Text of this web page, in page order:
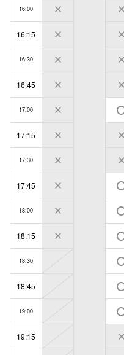
16:00
16:15
16:30
16:45
17:00
17:15
17:30
17:45
18:00
18:15
18:30
18:45
19:00
19:15